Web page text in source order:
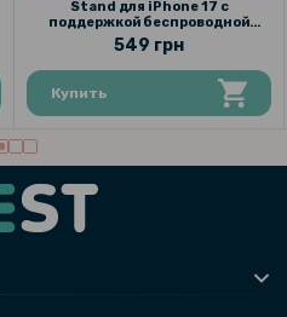
Stand для iPhone 17 с
поддержкой беспроводной
зарядки
549 грн
Купить